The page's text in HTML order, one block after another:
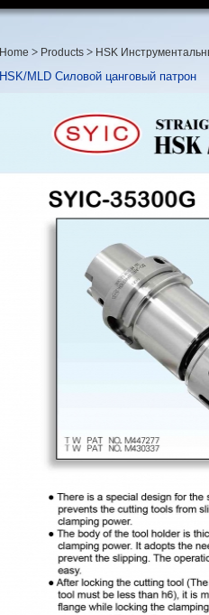
Home > Products > HSK
HSK/MLD Силовой цанговый патрон